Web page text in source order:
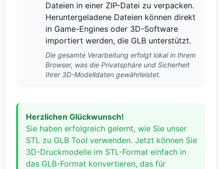
Dateien in einer ZIP-Datei zu verpacken.
Heruntergeladene Dateien können direkt
in Game-Engines oder 3D-Software
importiert werden, die GLB unterstützt.
Die gesamte Verarbeitung erfolgt lokal in Ihrem
Browser, was die Privatsphäre und Sicherheit
Ihrer 3D-Modelldaten gewährleistet.
Herzlichen Glückwunsch!
Sie haben erfolgreich gelernt, wie Sie unser
STL zu GLB Tool verwenden. Jetzt können Sie
3D-Druckmodelle im STL-Format einfach in
das GLB-Format konvertieren, das für